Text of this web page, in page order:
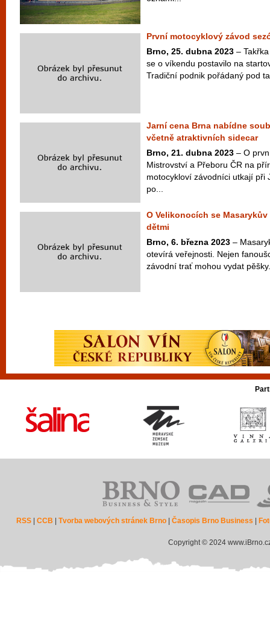
První motocyklový závod
Brno, 25. dubna 2023 –
se o víkendu postavilo na
Tradiční podnik pořádaný pod
Jarní cena Brna nabídne
včetně atraktivních sidecar
Brno, 21. dubna 2023 – O
Mistrovství a Přeboru ČR na
motocykloví závodníci utkají při
po...
O Velikonocích se
dětmi
Brno, 6. března 2023 –
otevírá veřejnosti. Nejen
závodní trať mohou vydat
RSS |CCB |Tvorba webových stránek Brno |Časopis Brno Business
Copyright © 2024